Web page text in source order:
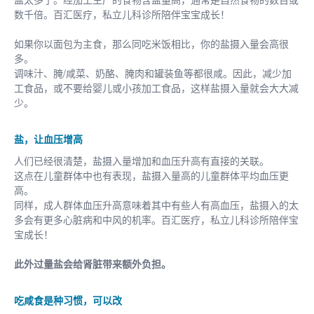
数千倍。百汇医疗，私立儿科诊所陪伴宝宝成长！
如果你以面包为主食，那么同吃米饭相比，你的盐摄入量会高很
多。
调味汁、腌/咸菜、奶酪、腌肉和罐装鱼等都很咸。因此，减少加
工食品，或不要给婴儿或小孩加工食品，这样盐摄入量就会大大减
少。
盐，让血压增高
人们已经很清楚，盐摄入量增加和血压升高有直接的关联。
这点在儿童群体中也有表现，盐摄入量高的儿童群体平均血压更
高。
同样，成人群体血压升高意味着其中有些人有高血压，盐摄入的太
多会有更多心脏病和中风的机率。百汇医疗，私立儿科诊所陪伴宝
宝成长！
此外过量盐会给肾脏带来额外负担。
吃咸食是种习惯，可以改